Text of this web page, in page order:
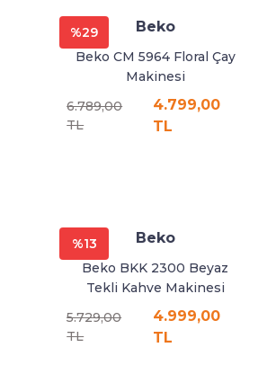
%29 Beko
Beko CM 5964 Floral Çay
Makinesi
6.789,00
TL
4.799,00
TL
%13 Beko
Beko BKK 2300 Beyaz
Tekli Kahve Makinesi
5.729,00
TL
4.999,00
TL